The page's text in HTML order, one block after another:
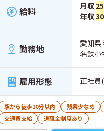
給料 月収
年収
勤務地
愛知県
名鉄小
雇用形態 正社員
駅から徒歩10分以内 残業少なめ
交通費支給
退職金制度あり